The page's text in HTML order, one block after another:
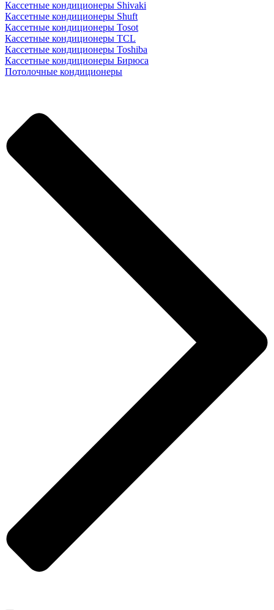
Кассетные кондиционеры Shivaki
Кассетные кондиционеры Shuft
Кассетные кондиционеры Tosot
Кассетные кондиционеры TCL
Кассетные кондиционеры Toshiba
Кассетные кондиционеры Бирюса
Потолочные кондиционеры